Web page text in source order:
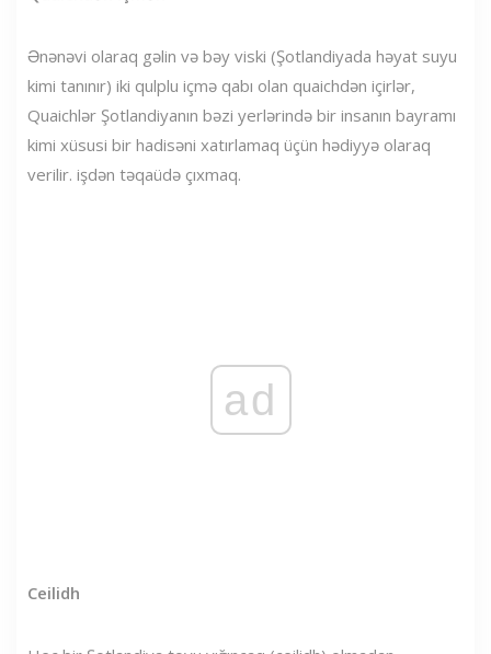
Ənənəvi olaraq gəlin və bəy viski (Şotlandiyada həyat suyu
kimi tanınır) iki qulplu içmə qabı olan quaichdən içirlər,
Quaichlər Şotlandiyanın bəzi yerlərində bir insanın bayramı
kimi xüsusi bir hadisəni xatırlamaq üçün hədiyyə olaraq
verilir. işdən təqaüdə çıxmaq.
ad
Ceilidh